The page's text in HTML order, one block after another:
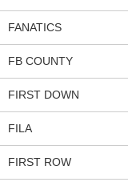
FANATICS
FB COUNTY
FIRST DOWN
FILA
FIRST ROW